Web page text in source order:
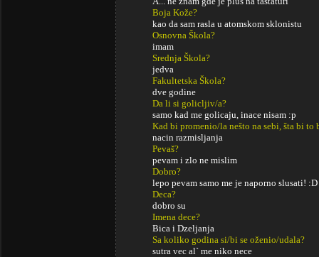
Boja Kože?
kao da sam rasla u atomskom sklonistu
Osnovna Škola?
imam
Srednja Škola?
jedva
Fakultetska Škola?
dve godine
Da li si golicljiv/a?
samo kad me golicaju, inace nisam :p
Kad bi promenio/la nešto na sebi, šta bi to
nacin razmisljanja
Pevaš?
pevam i zlo ne mislim
Dobro?
lepo pevam samo me je naporno slusati! :D
Deca?
dobro su
Imena dece?
Bica i Dzeljanja
Sa koliko godina si/bi se oženio/udala?
sutra vec al` me niko nece